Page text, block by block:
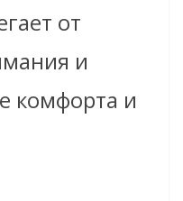
от
и
комфорта и